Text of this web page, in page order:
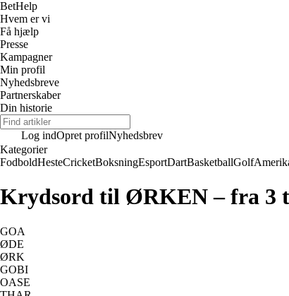
BetHelp
Hvem er vi
Få hjælp
Presse
Kampagner
Min profil
Nyhedsbreve
Partnerskaber
Din historie
Log indOpret profilNyhedsbrev
Kategorier
FodboldHesteCricketBoksningEsportDartBasketballGolf
Krydsord til ØRKEN – fra 3
GOA
ØDE
ØRK
GOBI
OASE